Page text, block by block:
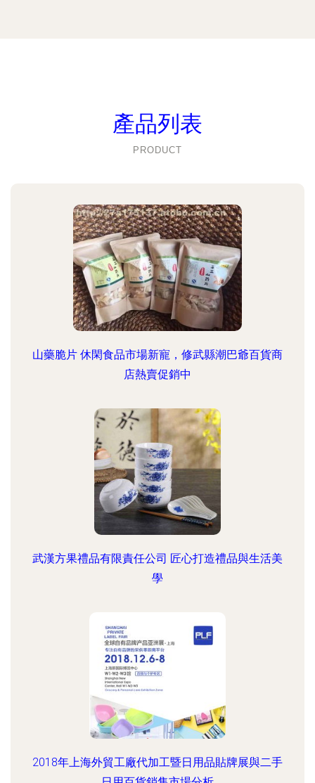
產品列表
PRODUCT
山藥脆片 休閑食品市場新寵，修武縣潮巴爺百貨商
店熱賣促銷中
武漢方果禮品有限責任公司 匠心打造禮品與生活美
學
2018年上海外貿工廠代加工暨日用品貼牌展與二手